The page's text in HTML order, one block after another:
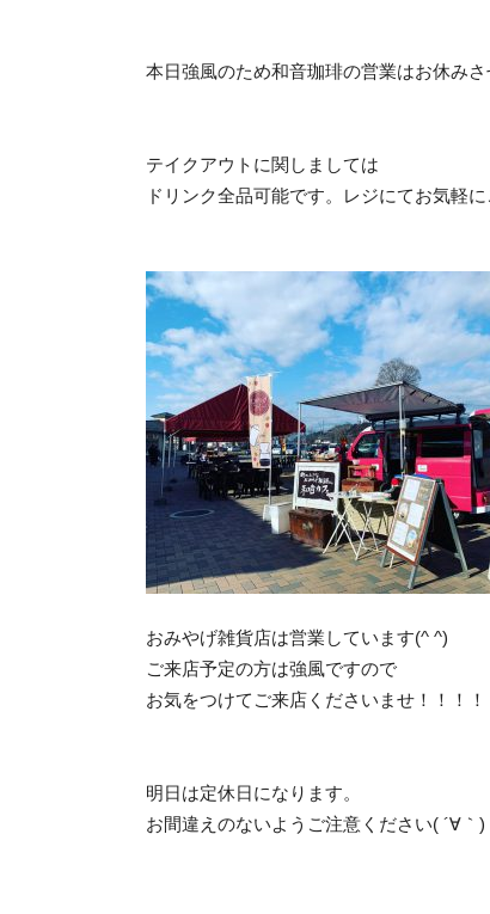
本日強風のため和音珈琲の営業はお休みさ
テイクアウトに関しましては
ドリンク全品可能です。レジにてお気軽
おみやげ雑貨店は営業しています(^ ^)
ご来店予定の方は強風ですので
お気をつけてご来店くださいませ！！！！
明日は定休日になります。
お間違えのないようご注意ください( ´∀｀)